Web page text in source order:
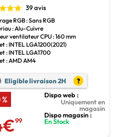
39 avis
RGB : Sans RGB
: Alu-Cuivre
ventilateur CPU : 160 mm
: INTEL LGA1200(2021)
: INTEL LGA1700
: AMD AM4
Eligible livraison 2H ?
99
Dispo web :
Uniquement en
magasin
Dispo magasin :
En Stock